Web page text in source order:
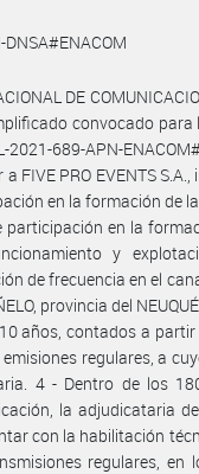
DE
convocado para
689-APN-
FIVE PRO EVENTS
en la formación de
participación en la
y
de frecuencia en el
provincia del
años, contados a
regulares, a
4 - Dentro de los
la adjudicataria
con la habilitación
regulares, en